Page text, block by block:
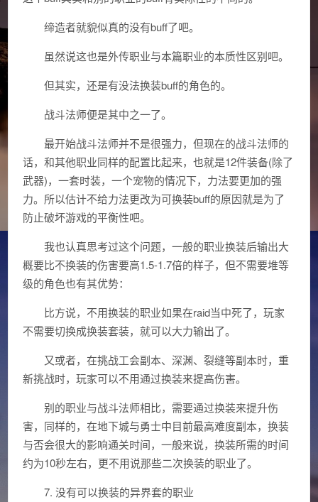
缔造者就貌似真的没有buff了吧。
虽然说这也是外传职业与本篇职业的本质性区别吧。
但其实，还是有没法换装buff的角色的。
战斗法师便是其中之一了。
最开始战斗法师并不是很强力，但现在的战斗法师的
话，和其他职业同样的配置比起来，也就是12件装备(除了
武器)，一套时装，一个宠物的情况下，力法要更加的强
力。所以估计不给力法更改为可换装buff的原因就是为了
防止破坏游戏的平衡性吧。
我也认真思考过这个问题，一般的职业换装后输出大
概要比不换装的伤害要高1.5-1.7倍的样子，但不需要堆等
级的角色也有其优势：
比方说，不用换装的职业如果在raid当中死了，玩家
不需要切换成换装套装，就可以大力输出了。
又或者，在挑战工会副本、深渊、裂缝等副本时，重
新挑战时，玩家可以不用通过换装来提高伤害。
别的职业与战斗法师相比，需要通过换装来提升伤
害，同样的，在地下城与勇士中目前最高难度副本，换装
与否会很大的影响通关时间，一般来说，换装所需的时间
约为10秒左右，更不用说那些二次换装的职业了。
7. 没有可以换装的异界套的职业